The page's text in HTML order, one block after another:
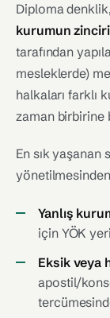
Diploma
kurumun
tarafından
mesleklerde)
halkaları farklı
zaman birbirine
En sık yaşanan
Yanlış
için YÖK
Eksik veya
apostil/